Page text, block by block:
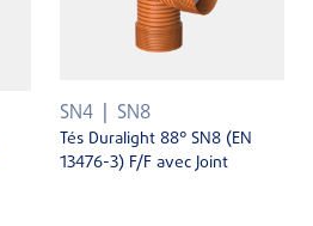
SN4 SN8
Tés Duralight 88° SN8 (EN
13476-3) F/F avec Joint